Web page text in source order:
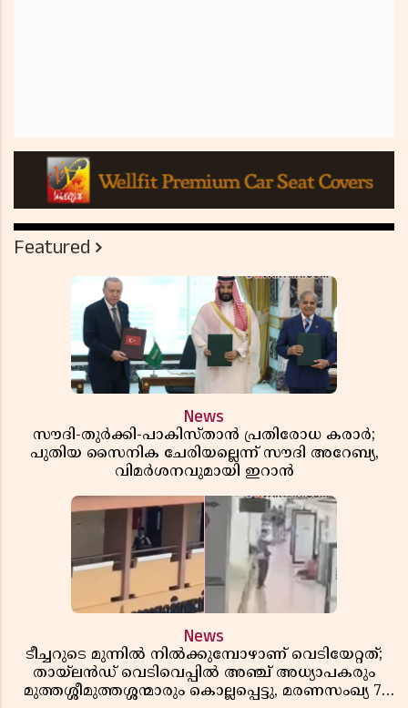
Featured
News
സൗദി-തുർക്കി-പാകിസ്താൻ പ്രതിരോധ കരാർ;
പുതിയ സൈനിക ചേരിയല്ലെന്ന് സൗദി അറേബ്യ,
വിമർശനവുമായി ഇറാൻ
News
ടീച്ചറുടെ മുന്നിൽ നിൽക്കുമ്പോഴാണ് വെടിയേറ്റത്;
തായ്‌ലൻഡ് വെടിവെപ്പിൽ അഞ്ച് അധ്യാപകരും
മുത്തശ്ശീമുത്തശ്ശന്മാരും കൊല്ലപ്പെട്ടു, മരണസംഖ്യ 7;